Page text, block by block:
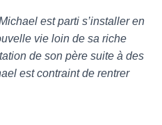
est parti s’installer en
vie loin de sa riche
de son père suite à des
est contraint de rentrer